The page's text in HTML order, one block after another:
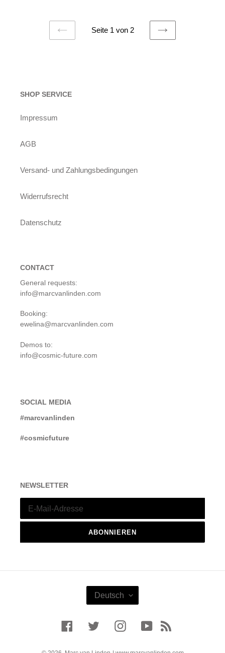
VORHERIGE
Seite 1 von 2
NÄCHSTE
SHOP SERVICE
Impressum
AGB
Versand- und Zahlungsbedingungen
Widerrufsrecht
Datenschutz
CONTACT
General requests:
info@marcvanlinden.com
Booking:
ewelina@marcvanlinden.com
Demos to:
info@cosmic-future.com
SOCIAL MEDIA
#marcvanlinden
#cosmicfuture
NEWSLETTER
ABONNIEREN
C
Deutsch
FacebookTwitter InstagramYouTube